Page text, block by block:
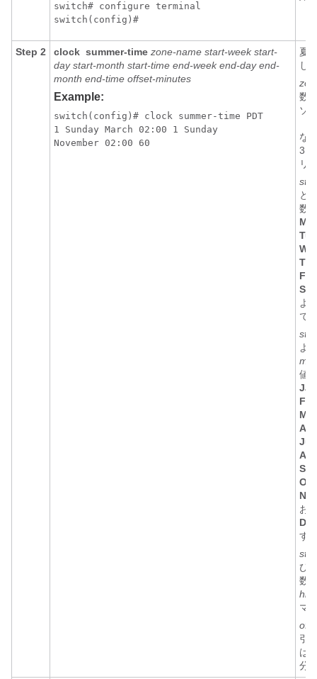
switch# configure terminal
switch(config)#
Step 2 clock summer-time zone-name start-week start-
day start-month start-time end-week end-day end-
month end-time offset-minutes
Example:
switch(config)# clock summer-time PDT
1 Sunday March 02:00 1 Sunday
November 02:00 60
夏
し
数
ゾ
な
3
リ
と
数
よ
で
よ
値
お
す
び
数
hh
マ
引
は
分